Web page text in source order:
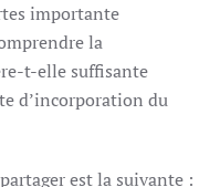
importante
la
t-elle suffisante
d’incorporation du
est la suivante :